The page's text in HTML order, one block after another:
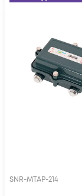
SNR-MTAP-214